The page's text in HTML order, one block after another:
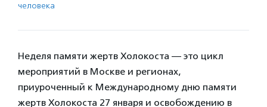
человека
Неделя памяти жертв Холокоста — это цикл
мероприятий в Москве и регионах,
приуроченный к Международному дню памяти
жертв Холокоста 27 января и освобождению в